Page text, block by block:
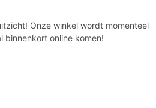
Onze winkel wordt momenteel
binnenkort online komen!